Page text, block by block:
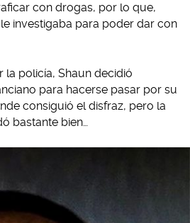
con drogas, por lo que,
investigaba para poder dar con
la policía, Shaun decidió
para hacerse pasar por su
consiguió el disfraz, pero la
bastante bien…